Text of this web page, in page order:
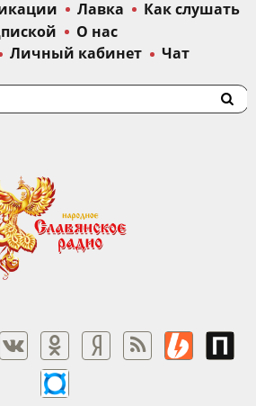
Лавка
Как слушать
О нас
Личный кабинет Чат